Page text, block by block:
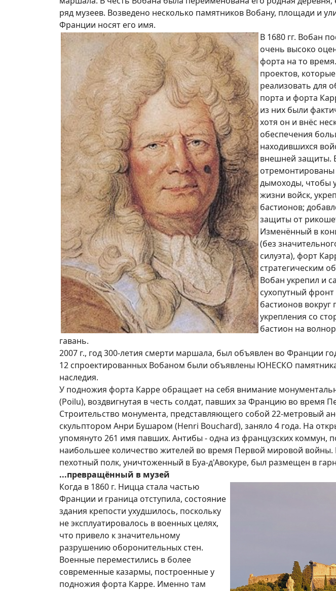
ряд музеев. Возведено несколько памятников Вобану, площади и
Франции носят его имя.
В 1680 гг. Вобан
очень высоко
форта на то
проектов,
реализовать для
порта и форта
из них были
хотя он и внёс
обеспечения
находившихся
внешней защиты.
дымоходы, чтобы
жизни войск,
бастионов;
защиты от
Изменённый в
(без
силуэта), форт
стратегическим
Вобан укрепил и
сухопутный
бастионов вокруг
укрепления со
бастион на
гавань.
2007 г., год 300-летия смерти маршала, был объявлен во Франции
12 спроектированных Вобаном были объявлены ЮНЕСКО
наследия.
У подножия форта Карре обращает на себя внимание
(Poilu), воздвигнутая в честь солдат, павших за Францию во время
Строительство монумента, представляющего собой 22-метровый
скульптором Анри Бушаром (Henri Bouchard), заняло 4 года. На
упомянуто 261 имя павших. Антибы - одна из французских коммун,
наибольшее количество жителей во время Первой мировой
пехотный полк, уничтоженный в Буа-д'Авокуре, был размещен в
...превращённый в музей
Когда в 1860 г. Ницца стала частью
Франции и граница отступила, состояние
здания крепости ухудшилось, поскольку
не эксплуатировалось в военных целях,
что привело к значительному
разрушению оборонительных стен.
Военные переместились в более
современные казармы, построенные у
подножия форта Карре. Именно там